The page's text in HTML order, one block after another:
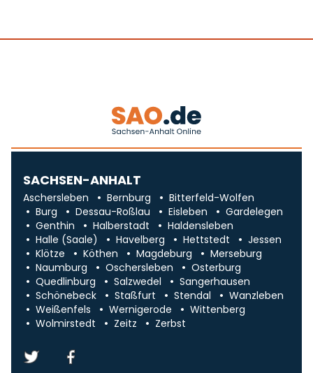
SACHSEN-ANHALT
Aschersleben Bernburg
Bitterfeld-Wolfen
Burg
Dessau-Roßlau Eisleben
Gardelegen
Genthin
Halberstadt
Haldensleben
Halle (Saale)
Havelberg Hettstedt
Jessen
Klötze
Köthen Magdeburg
Merseburg
Naumburg
Oschersleben
Osterburg
Quedlinburg
Salzwedel
Sangerhausen
Schönebeck
Staßfurt Stendal
Wanzleben
Weißenfels
Wernigerode
Wittenberg
Wolmirstedt
Zeitz Zerbst